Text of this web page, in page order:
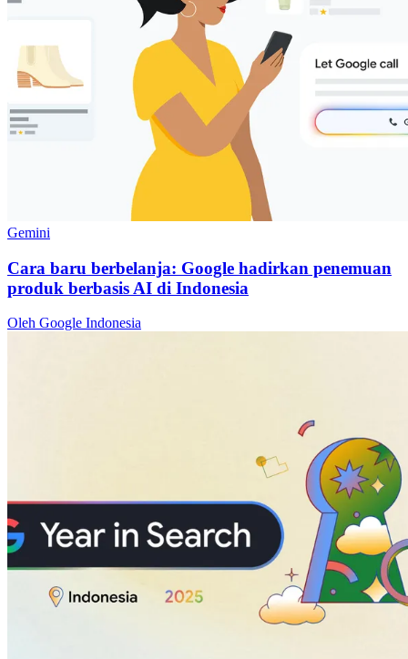
Gemini
Cara baru berbelanja: Google hadirkan penemuan
produk berbasis AI di Indonesia
Oleh Google Indonesia